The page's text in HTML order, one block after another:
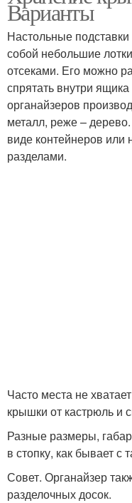
Лайфхаки по
Хранение на
Варианты
Настольные
собой небольшие
отсеками. Его можно
спрятать внутри
органайзеров
металл, реже –
виде контейнеров или
разделами.
Часто места не
крышки от кастрюль и
Разные размеры,
в стопку, как бывает с
Совет. Органайзер
разделочных досок.